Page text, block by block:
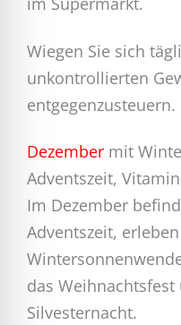
Wiegen Sie sich
unkontrollierten
entgegenzusteuern.
Dezember mit
Adventszeit,
Im Dezember
Adventszeit,
das
Silvesternacht.